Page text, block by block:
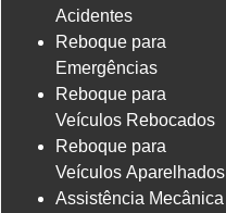
Acidentes
Reboque para
Emergências
Reboque para
Veículos Rebocados
Reboque para
Veículos Aparelhados
Assistência Mecânica